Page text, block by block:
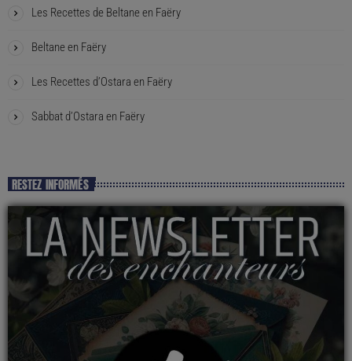
Les Recettes de Beltane en Faëry
Beltane en Faëry
Les Recettes d’Ostara en Faëry
Sabbat d’Ostara en Faëry
RESTEZ INFORMÉS